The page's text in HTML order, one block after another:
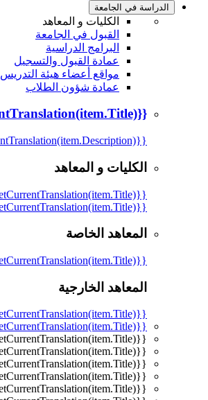
الدراسة في الجامعة
الكليات و المعاهد
القبول في الجامعة
البرامج الدراسية
عمادة القبول والتسجيل
مواقع أعضاء هيئة التدريس
عمادة شؤون الطلاب
{{mmc.getCurrentTranslation(item.Title)}}
{{mmc.getCurrentTranslation(item.Description)}}
الكليات و المعاهد
{{mmc.getCurrentTranslation(item.Title)}}
{{mmc.getCurrentTranslation(item.Title)}}
المعاهد الخاصة
{{mmc.getCurrentTranslation(item.Title)}}
المعاهد الخارجية
{{mmc.getCurrentTranslation(item.Title)}}
{{mmc.getCurrentTranslation(item.Title)}}
{{mmc.getCurrentTranslation(item.Title)}}
{{mmc.getCurrentTranslation(item.Title)}}
{{mmc.getCurrentTranslation(item.Title)}}
{{mmc.getCurrentTranslation(item.Title)}}
{{mmc.getCurrentTranslation(item.Title)}}